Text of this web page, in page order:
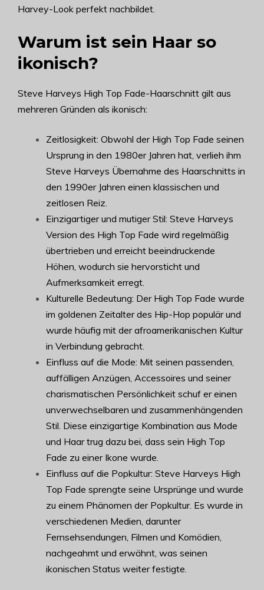
Harvey-Look perfekt nachbildet.
Warum ist sein Haar so
ikonisch?
Steve Harveys High Top Fade-Haarschnitt gilt aus
mehreren Gründen als ikonisch:
Zeitlosigkeit: Obwohl der High Top Fade seinen
Ursprung in den 1980er Jahren hat, verlieh ihm
Steve Harveys Übernahme des Haarschnitts in
den 1990er Jahren einen klassischen und
zeitlosen Reiz.
Einzigartiger und mutiger Stil: Steve Harveys
Version des High Top Fade wird regelmäßig
übertrieben und erreicht beeindruckende
Höhen, wodurch sie hervorsticht und
Aufmerksamkeit erregt.
Kulturelle Bedeutung: Der High Top Fade wurde
im goldenen Zeitalter des Hip-Hop populär und
wurde häufig mit der afroamerikanischen Kultur
in Verbindung gebracht.
Einfluss auf die Mode: Mit seinen passenden,
auffälligen Anzügen, Accessoires und seiner
charismatischen Persönlichkeit schuf er einen
unverwechselbaren und zusammenhängenden
Stil. Diese einzigartige Kombination aus Mode
und Haar trug dazu bei, dass sein High Top
Fade zu einer Ikone wurde.
Einfluss auf die Popkultur: Steve Harveys High
Top Fade sprengte seine Ursprünge und wurde
zu einem Phänomen der Popkultur. Es wurde in
verschiedenen Medien, darunter
Fernsehsendungen, Filmen und Komödien,
nachgeahmt und erwähnt, was seinen
ikonischen Status weiter festigte.